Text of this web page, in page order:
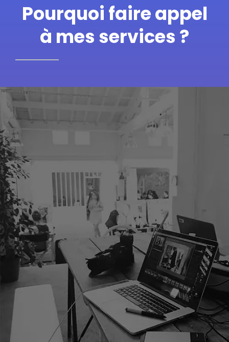
Pourquoi faire appel
à mes services ?